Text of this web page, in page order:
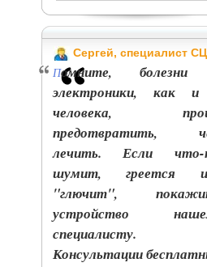
Сергей, специалист
Помните,
электроники, как
человека,
предотвратить,
лечить. Если что-
шумит, греется
"глючит",
устройство
специалисту.
Консультации